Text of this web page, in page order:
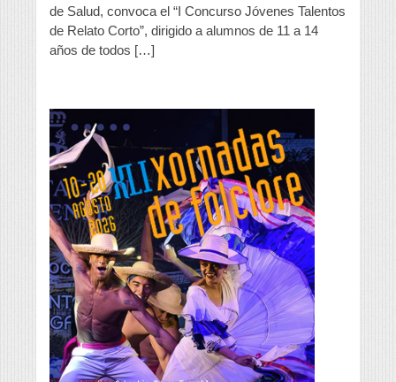
Carmen
organiza
un
de Salud, convoca el “I Concurso Jóvenes Talentos
de Relato Corto”, dirigido a alumnos de 11 a 14
años de todos […]